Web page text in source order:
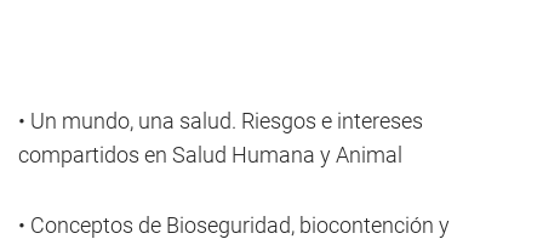
• Un mundo, una salud. Riesgos e intereses
compartidos en Salud Humana y Animal
• Conceptos de Bioseguridad, biocontención y